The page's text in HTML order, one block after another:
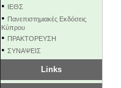
• ΙΕΘΣ
• Πανεπιστημιακές Εκδόσεις
Κύπρου
• ΠΡΑΚΤΟΡΕΥΣΗ
• ΣΥΝΑΨΕΙΣ
Links